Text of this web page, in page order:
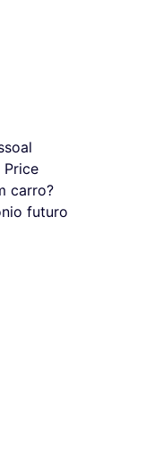
Price
carro?
futuro